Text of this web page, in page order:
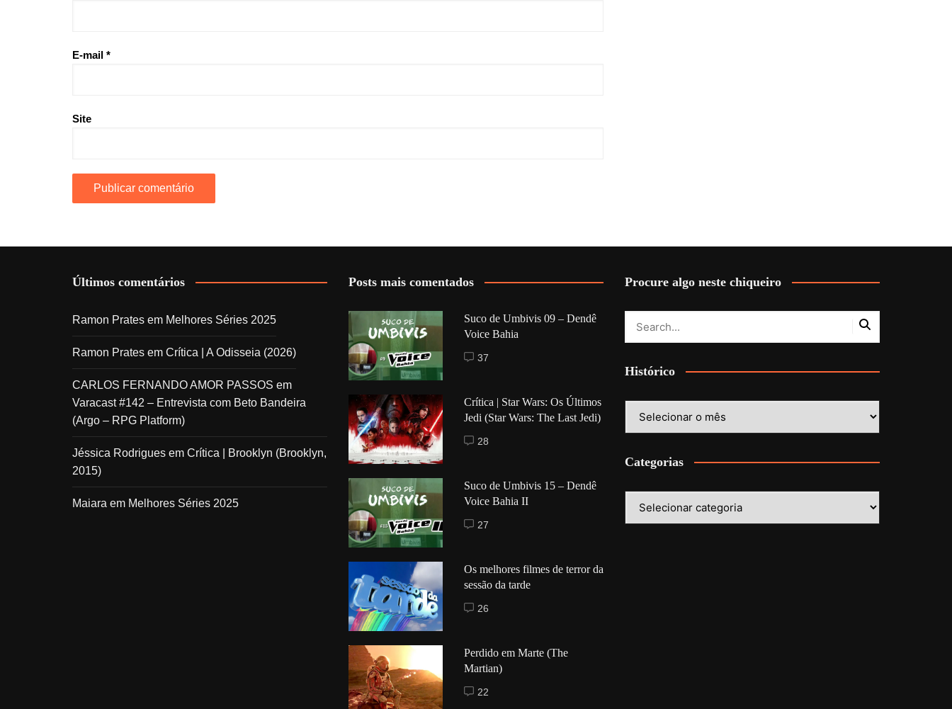
E-mail *
Site
Últimos comentários
Ramon Prates em Melhores Séries 2025
Ramon Prates em Crítica | A Odisseia (2026)
CARLOS FERNANDO AMOR PASSOS em
Varacast #142 – Entrevista com Beto Bandeira
(Argo – RPG Platform)
Jéssica Rodrigues em Crítica | Brooklyn (Brooklyn,
2015)
Maiara em Melhores Séries 2025
Posts mais comentados
Suco de Umbivis 09 – Dendê
Voice Bahia
37
Crítica | Star Wars: Os Últimos
Jedi (Star Wars: The Last Jedi)
28
Suco de Umbivis 15 – Dendê
Voice Bahia II
27
Os melhores filmes de terror da
sessão da tarde
26
Perdido em Marte (The
Martian)
22
Procure algo neste chiqueiro
Histórico
Categorias